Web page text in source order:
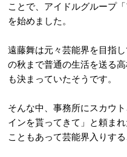
ことで、アイドルグループ
を始めました。
遠藤舞は元々芸能界を目指
の秋まで普通の生活を送る
も決まっていたそうです。
そんな中、事務所にスカウ
インを貰ってきて」と頼ま
こともあって芸能界入りする